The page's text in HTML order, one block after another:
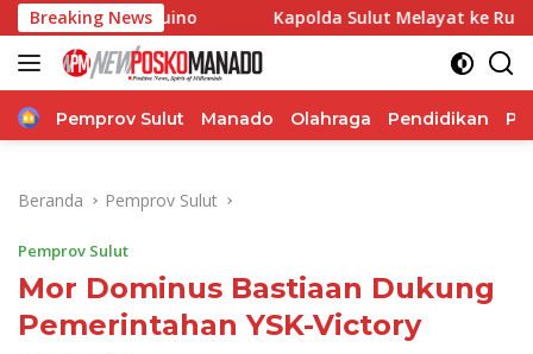
Langsung
ke
konten
Breaking NewsKapolda Sulut Melayat ke Rumah Duka Korban
Home
Pemprov Sulut Manado Olahraga Pendidikan
Beranda Pemprov Sulut
Pemprov Sulut
Mor Dominus Bastiaan Dukung
Pemerintahan YSK-Victory